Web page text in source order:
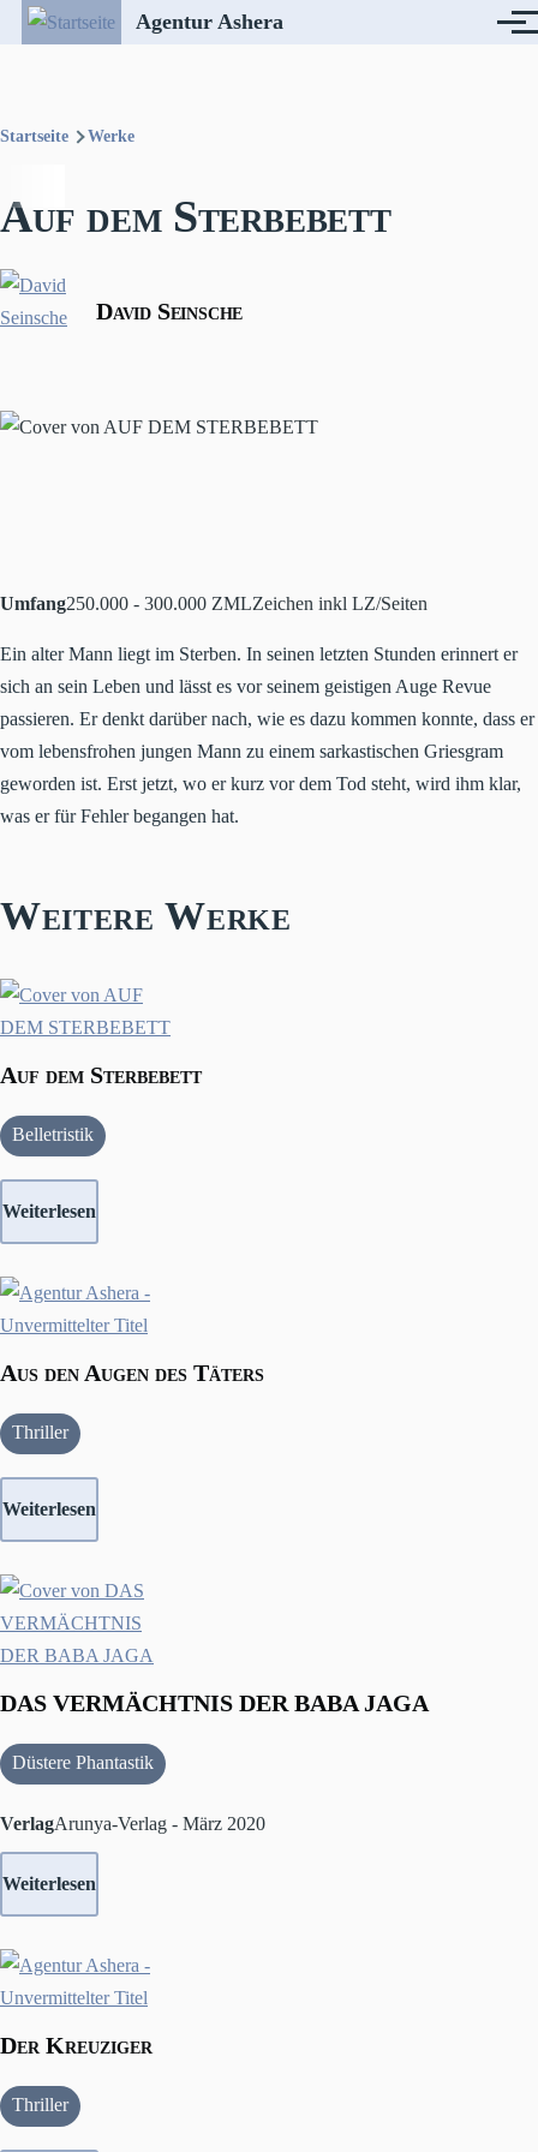
Direkt zum InhaltAgentur Ashera Menü
Startseite Werke
Auf dem Sterbebett
David Seinsche
Umfang250.000 - 300.000 ZMLZeichen inkl LZ/Seiten
Ein alter Mann liegt im Sterben. In seinen letzten Stunden erinnert er
sich an sein Leben und lässt es vor seinem geistigen Auge Revue
passieren. Er denkt darüber nach, wie es dazu kommen konnte, dass er
vom lebensfrohen jungen Mann zu einem sarkastischen Griesgram
geworden ist. Erst jetzt, wo er kurz vor dem Tod steht, wird ihm klar,
was er für Fehler begangen hat.
Weitere Werke
Auf dem Sterbebett
Belletristik
Weiterlesen
Aus den Augen des Täters
Thriller
Weiterlesen
DAS VERMÄCHTNIS DER BABA JAGA
Düstere Phantastik
VerlagArunya-Verlag - März 2020
Weiterlesen
Der Kreuziger
Thriller